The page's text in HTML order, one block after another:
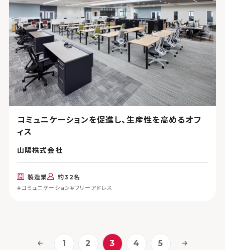
コミュニケーションを促進し、生産性を高めるオフ
ィス
山陽株式会社
製造業 約32名
#コミュニケーション#フリーアドレス
1 2 3 4 5